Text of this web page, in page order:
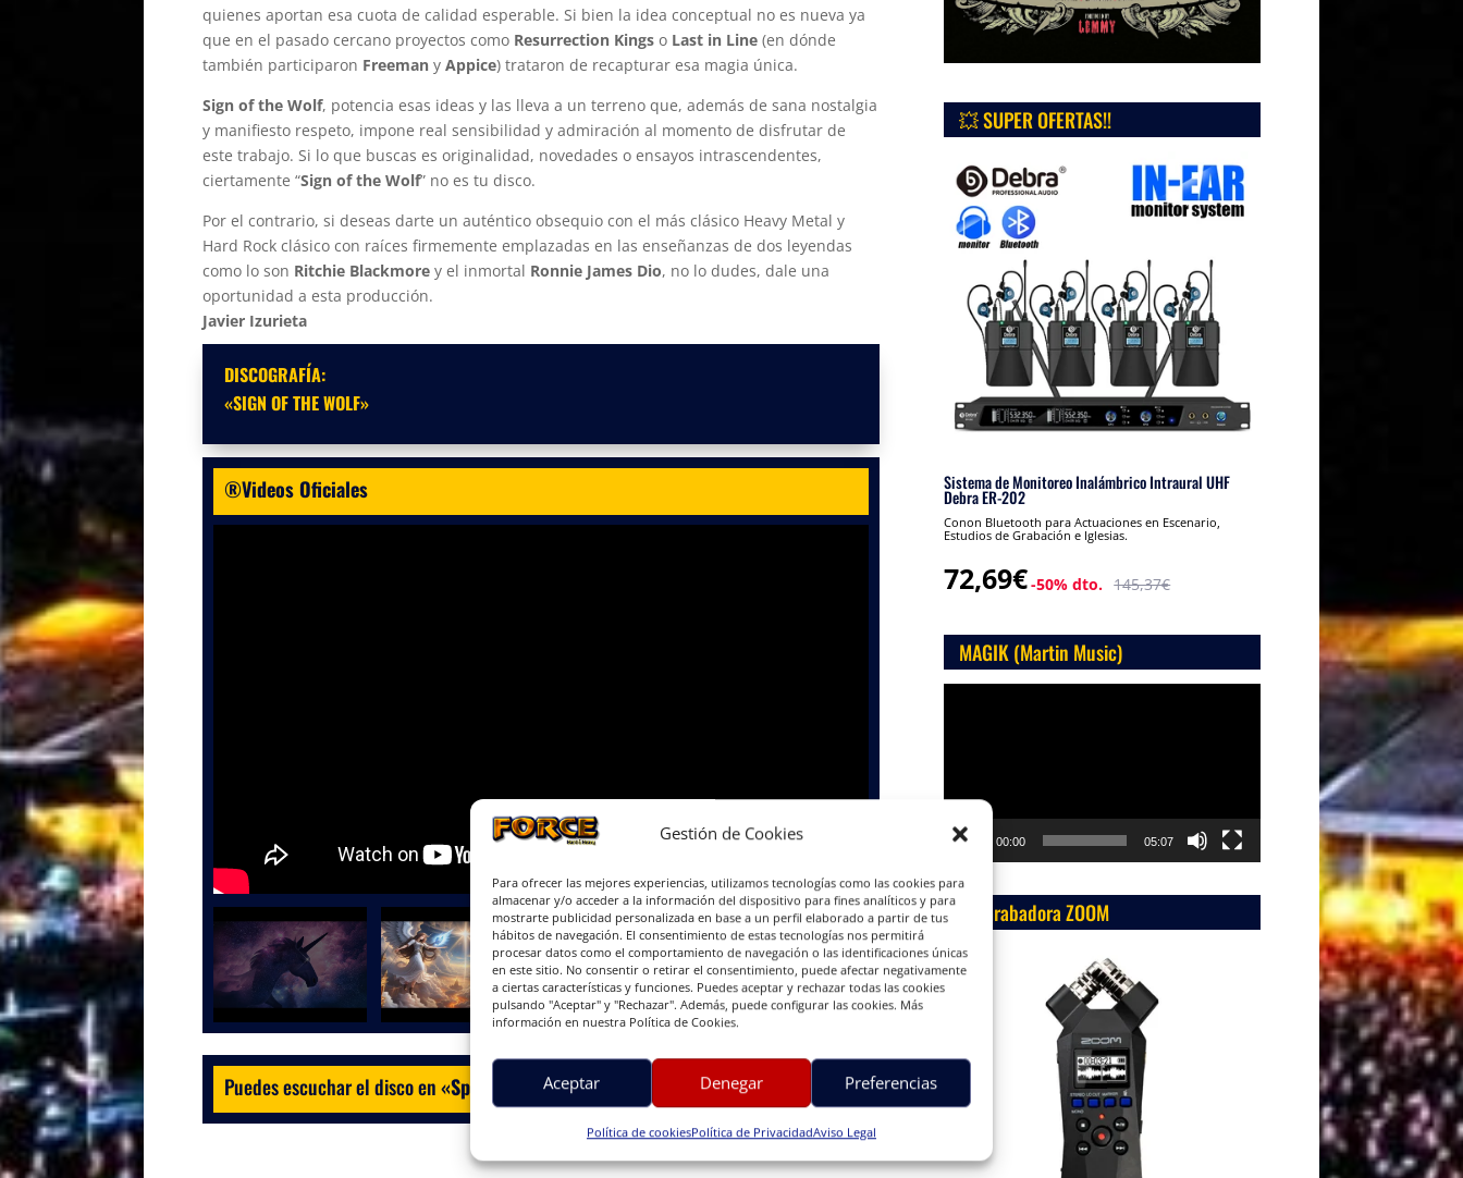
Gestión de Cookies
Para ofrecer las mejores experiencias, utilizamos tecnologías como las cookies para
almacenar y/o acceder a la información del dispositivo para fines analíticos y para
mostrarte publicidad personalizada en base a un perfil elaborado a partir de tus
hábitos de navegación. El consentimiento de estas tecnologías nos permitirá
procesar datos como el comportamiento de navegación o las identificaciones únicas
en este sitio. No consentir o retirar el consentimiento, puede afectar negativamente
a ciertas características y funciones. Puedes aceptar y rechazar todas las cookies
pulsando "Aceptar" y "Rechazar". Además, puede configurar las cookies. Más
información en nuestra Política de Cookies.
Aceptar Denegar Preferencias
Política de cookiesPolítica de PrivacidadAviso Legal
quienes aportan esa cuota de calidad esperable. Si bien la idea conceptual no es nueva ya
que en el pasado cercano proyectos como Resurrection Kings o Last in Line (en dónde
también participaron Freeman y Appice) trataron de recapturar esa magia única.
Sign of the Wolf, potencia esas ideas y las lleva a un terreno que, además de sana nostalgia
y manifiesto respeto, impone real sensibilidad y admiración al momento de disfrutar de
este trabajo. Si lo que buscas es originalidad, novedades o ensayos intrascendentes,
ciertamente “Sign of the Wolf” no es tu disco.
Por el contrario, si deseas darte un auténtico obsequio con el más clásico Heavy Metal y
Hard Rock clásico con raíces firmemente emplazadas en las enseñanzas de dos leyendas
como lo son Ritchie Blackmore y el inmortal Ronnie James Dio, no lo dudes, dale una
oportunidad a esta producción.
Javier Izurieta
DISCOGRAFÍA:
«SIGN OF THE WOLF»
®Videos Oficiales
Puedes escuchar el disco en«Spotify
💥 SUPER OFERTAS!!
Sistema de Monitoreo Inalámbrico Intraural UHF
Debra ER-202
Conon Bluetooth para Actuaciones en Escenario,
Estudios de Grabación e Iglesias.
72,69€-50% dto. 145,37€
MAGIK (Martin Music)
00:00 05:07
💥 Grabadora ZOOM